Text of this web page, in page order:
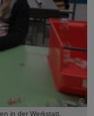
©
in der Werkstatt.